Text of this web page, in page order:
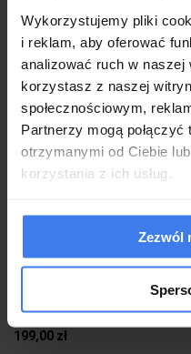
Wykorzystujemy pliki
i reklam, aby oferować
analizować ruch w
korzystasz z naszej
społecznościowym,
Partnerzy mogą
otrzymanymi od Ciebie
korzystania z ich usług.
Zezwól
do koszyka
MOOSEE lampa ścienna RIVA
199,00 zł